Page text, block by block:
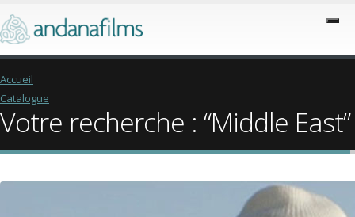
Accueil
Catalogue
Votre recherche : “Middle East”